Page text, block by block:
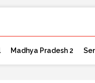
Madhya Pradesh 2